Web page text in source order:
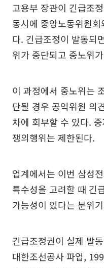
고용부 장관이 긴급조
동시에 중앙노동위원
다. 긴급조정이 발동되
위가 중단되고 중노위
이 과정에서 중노위는
단될 경우 공익위원 의
차에 회부할 수 있다.
쟁의행위는 제한된다.
업계에서는 이번 삼성
특수성을 고려할 때 긴
가능성이 있다는 분위
긴급조정권이 실제 발
대한조선공사 파업,